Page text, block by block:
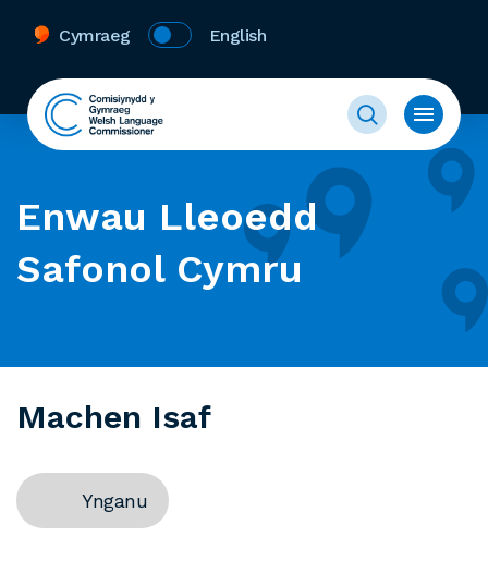
Cymraeg English
Enwau Lleoedd
Safonol Cymru
Machen Isaf
Ynganu